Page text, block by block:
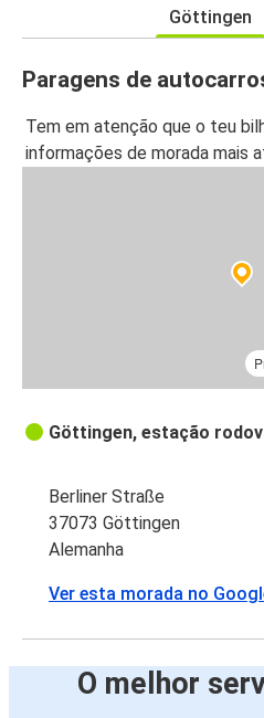
Göttingen
Paragens de
Tem em atenção que o teu
informações de morada mais
Göttingen, estação
Berliner Straße
37073 Göttingen
Alemanha
Ver esta morada no
O melhor